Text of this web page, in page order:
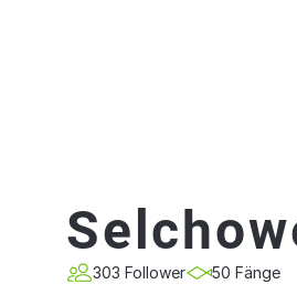
303 Follower 50 Fänge